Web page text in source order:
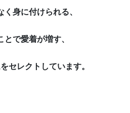
く身に付けられる、
とで愛着が増す、
セレクトしています。